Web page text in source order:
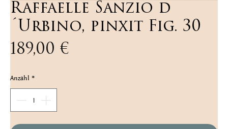
Raffaelle Sanzio d
´Urbino, pinxit Fig. 30
189,00 €
Anzahl *